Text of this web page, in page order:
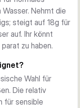
Ruf für
Posen –
die Tradition des
Eurer Fütterung
einer 12g-Pose für
18g-Option für
die Flexibilität, alles
Nehmt die
steigt auf 18g für
auf. Ihr könnt
zu haben.
Wahl für
Die relativ
für sensible